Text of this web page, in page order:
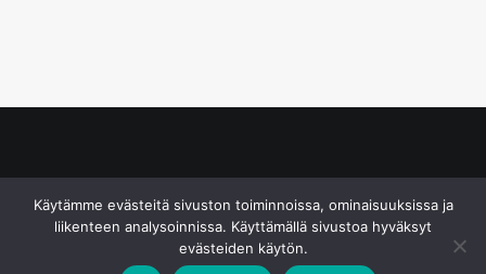
Käytämme evästeitä sivuston toiminnoissa, ominaisuuksissa ja
liikenteen analysoinnissa. Käyttämällä sivustoa hyväksyt
evästeiden käytön.